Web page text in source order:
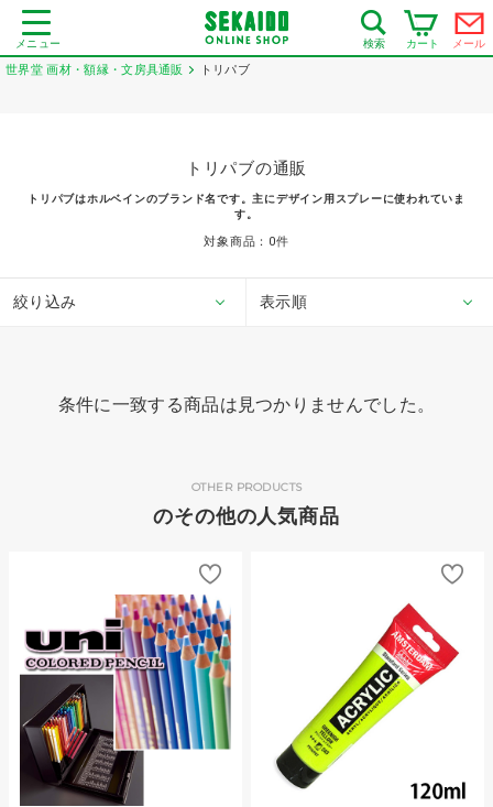
メニュー 検索 カート メール
世界堂 画材・額縁・文房具通販 トリパブ
トリパブの通販
トリパブはホルベインのブランド名です。主にデザイン用スプレーに使われていま
す。
対象商品： 0件
絞り込み 表示順
条件に一致する商品は見つかりませんでした。
のその他の人気商品
OTHER PRODUCTS